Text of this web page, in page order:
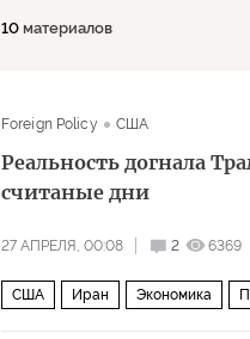
10 материалов
Foreign Policy США
Реальность догнала
считаные дни
27 АПРЕЛЯ, 00:08 2 6369
США Иран Экономика